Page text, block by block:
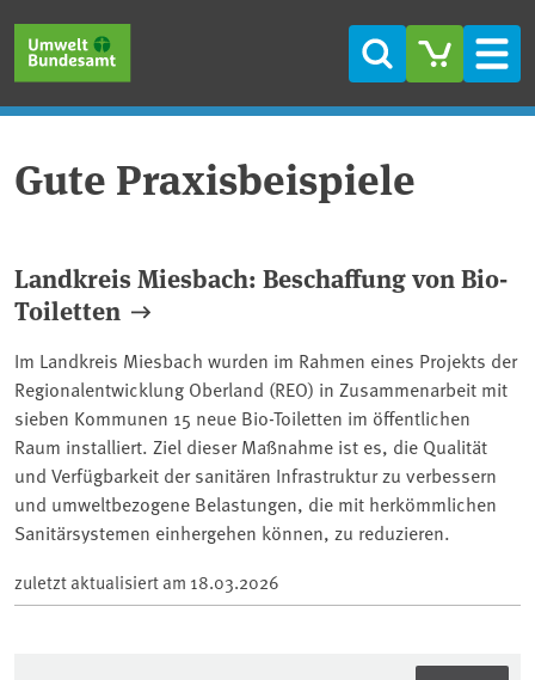
Suche
Gute Praxisbeispiele
Landkreis Miesbach: Beschaffung von Bio-
Toiletten
Im Landkreis Miesbach wurden im Rahmen eines Projekts der
Regionalentwicklung Oberland (REO) in Zusammenarbeit mit
sieben Kommunen 15 neue Bio-Toiletten im öffentlichen
Raum installiert. Ziel dieser Maßnahme ist es, die Qualität
und Verfügbarkeit der sanitären Infrastruktur zu verbessern
und umweltbezogene Belastungen, die mit herkömmlichen
Sanitärsystemen einhergehen können, zu reduzieren.
zuletzt aktualisiert am 18.03.2026